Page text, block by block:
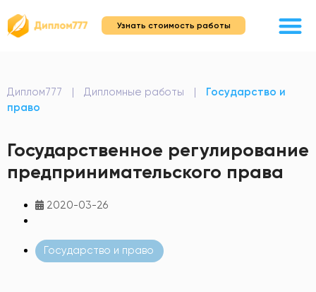
Узнать стоимость работы
Диплом777 | Дипломные работы |
Государство и
право
Государственное регулирование
предпринимательского права
2020-03-26
Государство и право